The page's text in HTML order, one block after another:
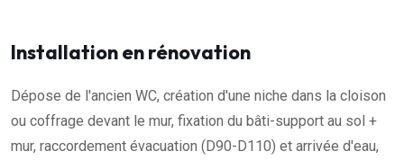
Installation en rénovation
Dépose de l'ancien WC, création d'une niche dans la cloison
ou coffrage devant le mur, fixation du bâti-support au sol +
mur, raccordement évacuation (D90-D110) et arrivée d'eau,